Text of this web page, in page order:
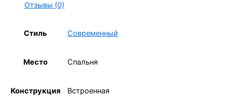
Отзывы (0)
Стиль Современный
Место Спальня
Конструкция Встроенная